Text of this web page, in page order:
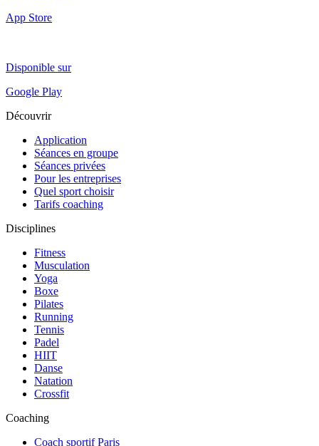
App Store
Disponible sur
Google Play
Découvrir
Application
Séances en groupe
Séances privées
Pour les entreprises
Quel sport choisir
Tarifs coaching
Disciplines
Fitness
Musculation
Yoga
Boxe
Pilates
Running
Tennis
Padel
HIIT
Danse
Natation
Crossfit
Coaching
Coach sportif Paris